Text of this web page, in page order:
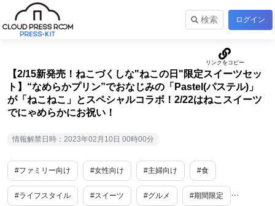
検索 ログイン
【2/15新発売！ねこづくしな"ねこの日"限定スイーツセッ
ト】“なめらかプリン”でおなじみの「Pastel(パステル)」
が「ねこねこ」とスペシャルコラボ！2/22はねこスイーツ
でにゃめらかにお祝い！
情報解禁日時：2023年02月10日 00時00分
#ファミリー向け #女性向け #主婦向け #食
#ライフスタイル #スイーツ #グルメ #期間限定